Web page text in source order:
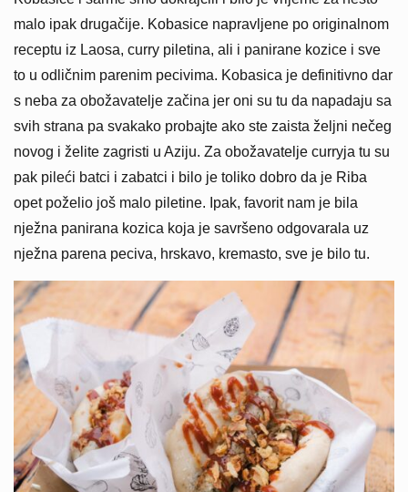
malo ipak drugačije. Kobasice napravljene po originalnom
receptu iz Laosa, curry piletina, ali i panirane kozice i sve
to u odličnim parenim pecivima. Kobasica je definitivno dar
s neba za obožavatelje začina jer oni su tu da napadaju sa
svih strana pa svakako probajte ako ste zaista željni nečeg
novog i želite zagristi u Aziju. Za obožavatelje curryja tu su
pak pileći batci i zabatci i bilo je toliko dobro da je Riba
opet poželio još malo piletine. Ipak, favorit nam je bila
nježna panirana kozica koja je savršeno odgovarala uz
nježna parena peciva, hrskavo, kremasto, sve je bilo tu.